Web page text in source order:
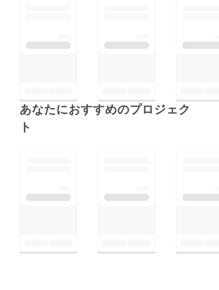
あなたにおすすめのプロジェク
ト